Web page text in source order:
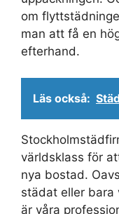
om
man att få en
efterhand.
Läs också:
världsklass för
nya bostad.
städat eller bara
är våra